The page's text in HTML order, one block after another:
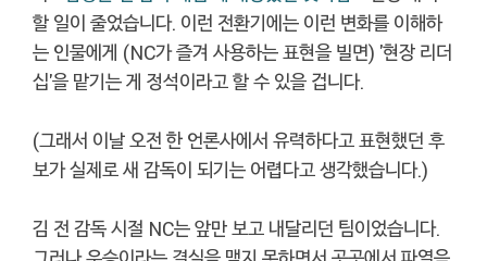
할 일이 줄었습니다. 이런 전환기에는 이런 변화를 이해하
는 인물에게 (NC가 즐겨 사용하는 표현을 빌면) '현장 리더
십'을 맡기는 게 정석이라고 할 수 있을 겁니다.
(그래서 이날 오전 한 언론사에서 유력하다고 표현했던 후
보가 실제로 새 감독이 되기는 어렵다고 생각했습니다.)
김 전 감독 시절 NC는 앞만 보고 내달리던 팀이었습니다.